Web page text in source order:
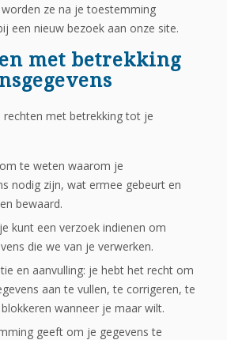
ze na je toestemming
een nieuw bezoek aan onze site.
met betrekking
rechten met betrekking tot je
te weten waarom je
nodig zijn, wat ermee gebeurt en
bewaard.
kunt een verzoek indienen om
die we van je verwerken.
en aanvulling: je hebt het recht om
aan te vullen, te corrigeren, te
wanneer je maar wilt.
geeft om je gegevens te